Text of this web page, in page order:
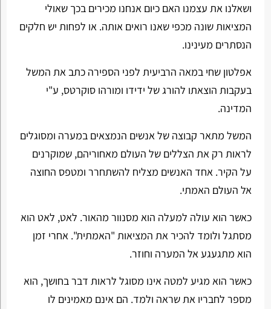
ושאלנו את עצמנו האם כיום אנחנו מכירים בכך שאולי
המציאות שונה מכפי שאנו רואים אותה. או לפחות יש חלקים
הנסתרים מעינינו.
אפלטון שחי במאה הרביעית לפני הספירה כתב את המשל
בעקבות הוצאתו להורג של ידידו ומורהו סוקרטס, ע"י
המדינה.
המשל מתאר קבוצה של אנשים הנמצאים במערה ומסוגלים
לראות רק את הצללים של העולם מאחוריהם, שמוקרנים
על הקיר. אחד האנשים מצליח להשתחרר ומטפס החוצה
אל העולם האמתי.
כאשר הוא עולה למעלה הוא מסנוור מהאור. לאט, לאט הוא
מסתגל ולומד להכיר את המציאות "האמתית". אחרי זמן
הוא מתגעגע אל המערה וחוזר.
כאשר הוא מגיע למטה אינו מסוגל לראות דבר בחושך, הוא
מספר לחבריו את שראה ולמד. הם אינם מאמינים לו